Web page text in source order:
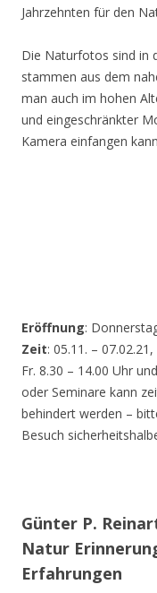
Jahrzehnten für den
Die Naturfotos sind in
stammen aus dem
man auch im hohen
und eingeschränkter
Kamera einfangen
Eröffnung:
Zeit: 05.11. –
Fr. 8.30 – 14.00 Uhr
oder Seminare kann
behindert werden –
Besuch
Günter P.
Natur
Erfahrungen